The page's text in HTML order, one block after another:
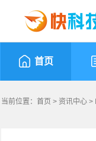
首页
当前位置： 首页 > 资讯中心 >